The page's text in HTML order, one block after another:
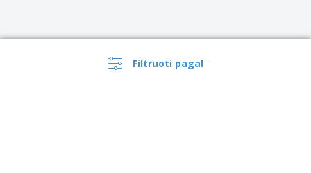
Filtruoti pagal